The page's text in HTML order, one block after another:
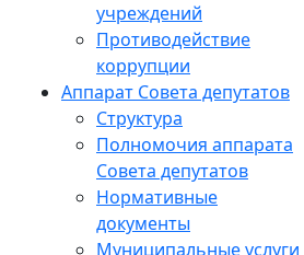
учреждений
Противодействие
коррупции
Аппарат Совета депутатов
Структура
Полномочия аппарата
Совета депутатов
Нормативные
документы
Муниципальные услуги